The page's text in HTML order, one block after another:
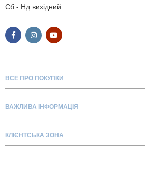
Сб - Нд вихідний
ВСЕ ПРО ПОКУПКИ
Про нас
Блог
ВАЖЛИВА ІНФОРМАЦІЯ
Доставка та оплата
КЛІЄНТСЬКА ЗОНА